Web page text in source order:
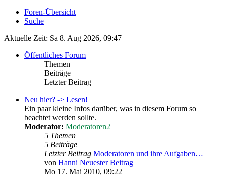
Foren-Übersicht
Suche
Aktuelle Zeit: Sa 8. Aug 2026, 09:47
Öffentliches Forum
Themen
Beiträge
Letzter Beitrag
Neu hier? -> Lesen!
Ein paar kleine Infos darüber, was in diesem Forum so
beachtet werden sollte.
Moderator: Moderatoren2
5 Themen
5 Beiträge
Letzter Beitrag Moderatoren und ihre Aufgaben…
von Hanni Neuester Beitrag
Mo 17. Mai 2010, 09:22